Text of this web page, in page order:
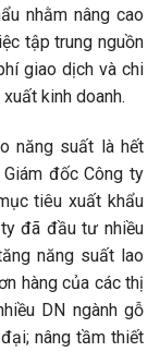
nhằm nâng cao
tập trung nguồn
giao dịch và chi
kinh doanh.
năng suất là hết
đốc Công ty
tiêu xuất khẩu
đã đầu tư nhiều
năng suất lao
hàng của các thị
DN ngành gỗ
nâng tầm thiết